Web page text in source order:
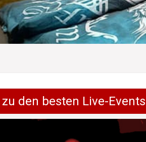
den besten Live-Events